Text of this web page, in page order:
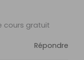
cours gratuit
Répondre